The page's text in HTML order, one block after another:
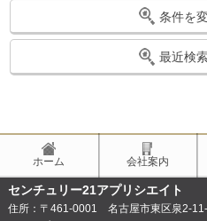
条件を
最近検
ホーム 会社案内
センチュリー21アプリシエイト
住所：〒461-0001 名古屋市東区泉2-